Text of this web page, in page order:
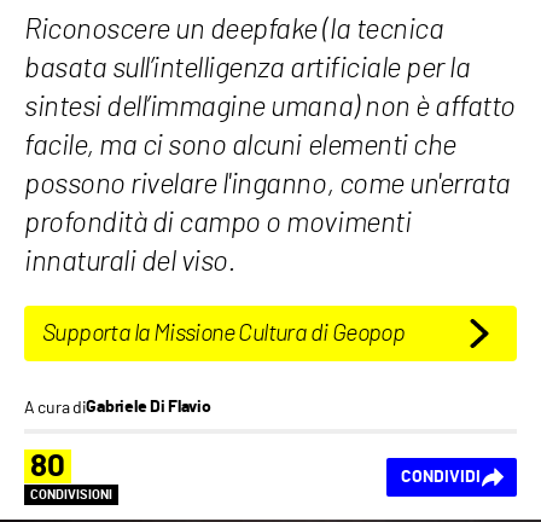
Riconoscere un deepfake (la tecnica
basata sull’intelligenza artificiale per la
sintesi dell’immagine umana) non è affatto
facile, ma ci sono alcuni elementi che
possono rivelare l'inganno, come un'errata
profondità di campo o movimenti
innaturali del viso.
Supporta la Missione Cultura di Geopop
A cura diGabriele Di Flavio
80
CONDIVISIONI
CONDIVIDI